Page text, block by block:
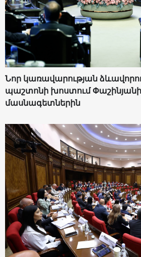
Նոր կառավարության
պաշտոնի խոստում
մասնագետներին